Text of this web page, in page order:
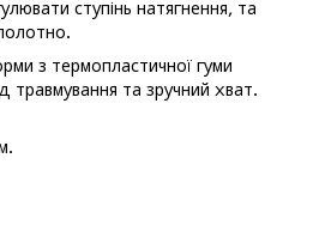
ступінь натягнення, та
з термопластичної гуми
травмування та зручний хват.